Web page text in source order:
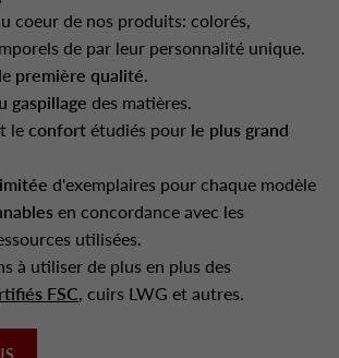
coeur de nos produits: colorés,
de par leur personnalité unique.
première qualité.
gaspillage des matières.
le confort étudiés pour le plus grand
d'exemplaires pour chaque modèle
en concordance avec les
utilisées.
à utiliser de plus en plus des
FSC, cuirs LWG et autres.